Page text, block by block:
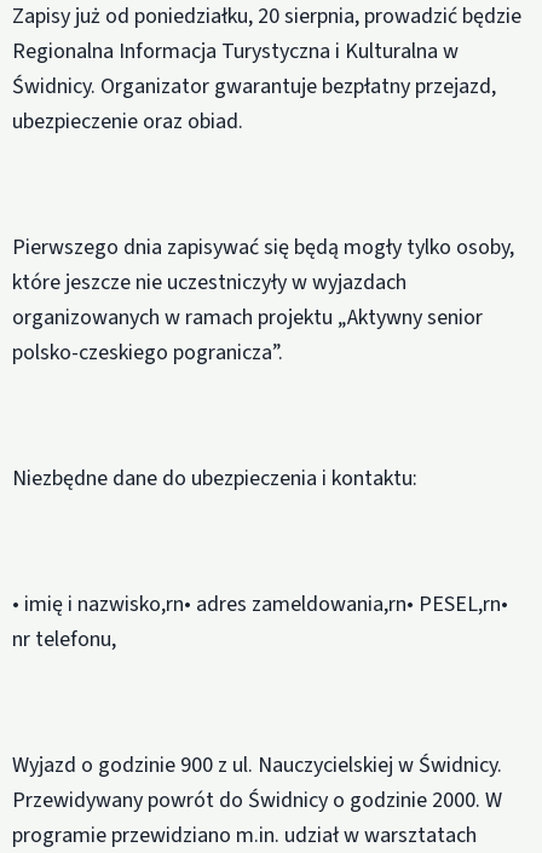
Zapisy już od poniedziałku, 20 sierpnia, prowadzić będzie
Regionalna Informacja Turystyczna i Kulturalna w
Świdnicy. Organizator gwarantuje bezpłatny przejazd,
ubezpieczenie oraz obiad.
Pierwszego dnia zapisywać się będą mogły tylko osoby,
które jeszcze nie uczestniczyły w wyjazdach
organizowanych w ramach projektu „Aktywny senior
polsko-czeskiego pogranicza”.
Niezbędne dane do ubezpieczenia i kontaktu:
• imię i nazwisko,rn• adres zameldowania,rn• PESEL,rn•
nr telefonu,
Wyjazd o godzinie 900 z ul. Nauczycielskiej w Świdnicy.
Przewidywany powrót do Świdnicy o godzinie 2000. W
programie przewidziano m.in. udział w warsztatach